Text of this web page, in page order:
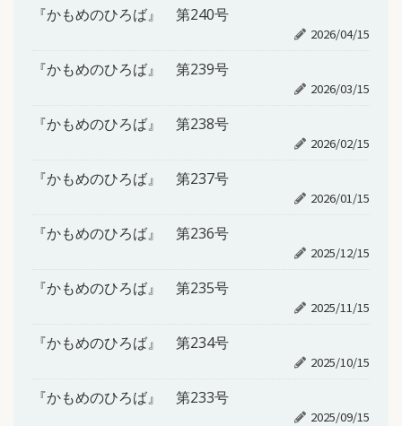
『かもめのひろば』 第240号
2026/04/15
『かもめのひろば』 第239号
2026/03/15
『かもめのひろば』 第238号
2026/02/15
『かもめのひろば』 第237号
2026/01/15
『かもめのひろば』 第236号
2025/12/15
『かもめのひろば』 第235号
2025/11/15
『かもめのひろば』 第234号
2025/10/15
『かもめのひろば』 第233号
2025/09/15